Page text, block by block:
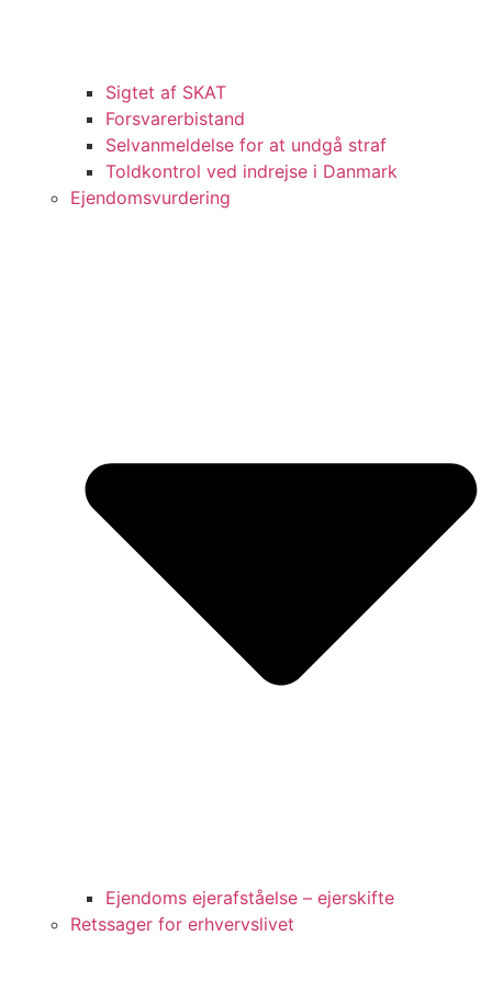
Sigtet af SKAT
Forsvarerbistand
Selvanmeldelse for at undgå straf
Toldkontrol ved indrejse i Danmark
Ejendomsvurdering
Ejendoms ejerafståelse – ejerskifte
Retssager for erhvervslivet